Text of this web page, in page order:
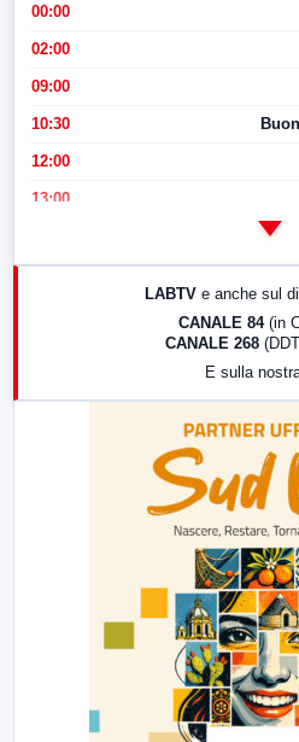
00:00
02:00
09:00
10:30
12:00
13:00
17:00
LABTV e anche sul
CANALE 84 (in
CANALE 268
E sulla